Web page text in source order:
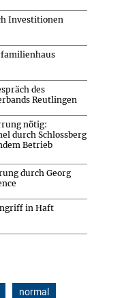
Investitionen
des
Reutlingen
nötig:
durch Schlossberg
Betrieb
durch Georg
in Haft
normal